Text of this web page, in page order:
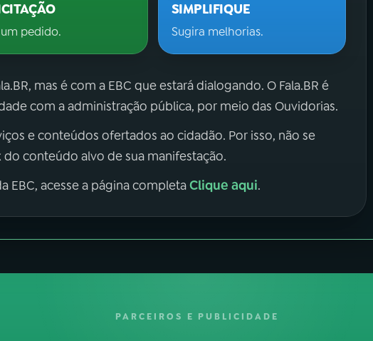
pedido.
SIMPLIFIQUE
Sugira melhorias.
mas é com a EBC que estará dialogando. O Fala.BR é
com a administração pública, por meio das Ouvidorias.
e conteúdos ofertados ao cidadão. Por isso, não se
conteúdo alvo de sua manifestação.
EBC, acesse a página completaClique aqui.
PARCEIROS E PUBLICIDADE